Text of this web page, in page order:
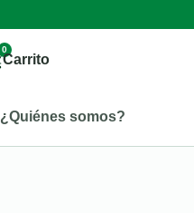
0
Carrito
¿Quiénes somos?